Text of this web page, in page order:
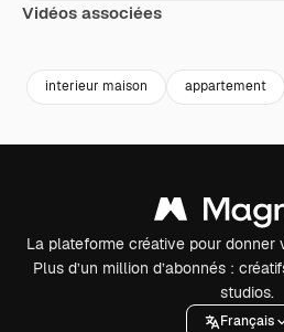
Vidéos associées
interieur maison appartement
La plateforme créative pour donner
Plus d’un million d’abonnés :
studios.
Français